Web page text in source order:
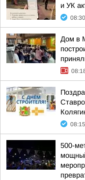
и УК
08:30
Дом в
08:15
500-